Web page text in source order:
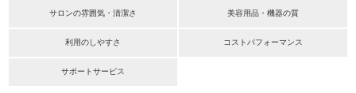
サロンの雰囲気・清潔さ 美容用品・機器の質
利用のしやすさ コストパフォーマンス
サポートサービス